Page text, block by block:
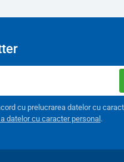
cu prelucrarea datelor cu
datelor cu caracter personal .